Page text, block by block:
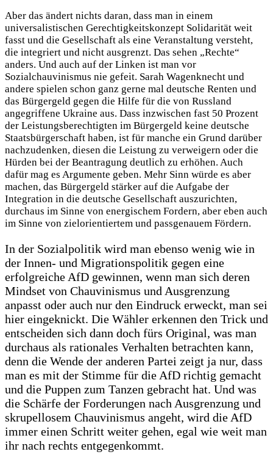
Aber das ändert nichts daran, dass man in einem
universalistischen Gerechtigkeitskonzept Solidarität weit
fasst und die Gesellschaft als eine Veranstaltung versteht,
die integriert und nicht ausgrenzt. Das sehen „Rechte“
anders. Und auch auf der Linken ist man vor
Sozialchauvinismus nie gefeit. Sarah Wagenknecht und
andere spielen schon ganz gerne mal deutsche Renten und
das Bürgergeld gegen die Hilfe für die von Russland
angegriffene Ukraine aus. Dass inzwischen fast 50 Prozent
der Leistungsberechtigten im Bürgergeld keine deutsche
Staatsbürgerschaft haben, ist für manche ein Grund darüber
nachzudenken, diesen die Leistung zu verweigern oder die
Hürden bei der Beantragung deutlich zu erhöhen. Auch
dafür mag es Argumente geben. Mehr Sinn würde es aber
machen, das Bürgergeld stärker auf die Aufgabe der
Integration in die deutsche Gesellschaft auszurichten,
durchaus im Sinne von energischem Fordern, aber eben auch
im Sinne von zielorientiertem und passgenauem Fördern.
In der Sozialpolitik wird man ebenso wenig wie in
der Innen- und Migrationspolitik gegen eine
erfolgreiche AfD gewinnen, wenn man sich deren
Mindset von Chauvinismus und Ausgrenzung
anpasst oder auch nur den Eindruck erweckt, man sei
hier eingeknickt. Die Wähler erkennen den Trick und
entscheiden sich dann doch fürs Original, was man
durchaus als rationales Verhalten betrachten kann,
denn die Wende der anderen Partei zeigt ja nur, dass
man es mit der Stimme für die AfD richtig gemacht
und die Puppen zum Tanzen gebracht hat. Und was
die Schärfe der Forderungen nach Ausgrenzung und
skrupellosem Chauvinismus angeht, wird die AfD
immer einen Schritt weiter gehen, egal wie weit man
ihr nach rechts entgegenkommt.